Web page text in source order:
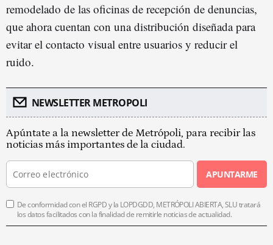
remodelado de las oficinas de recepción de denuncias,
que ahora cuentan con una distribución diseñada para
evitar el contacto visual entre usuarios y reducir el
ruido.
NEWSLETTER METROPOLI
Apúntate a la newsletter de Metrópoli, para recibir las
noticias más importantes de la ciudad.
APUNTARME
De conformidad con el RGPD y la LOPDGDD, METRÓPOLI ABIERTA, SLU tratará
los datos facilitados con la finalidad de remitirle noticias de actualidad.